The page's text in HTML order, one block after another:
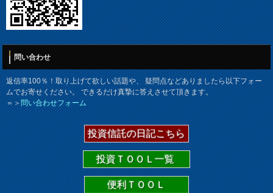
問い合わせ
返信率100％！取り上げて欲しい話題や、 疑問点などありましたら以下フォー
ムでお寄せください。 できるだけ真摯に答えさせて頂きます。
＝＞問い合わせフォーム
投資信託の日記こちら
投資ＴＯＯＬ一覧
便利ＴＯＯＬ